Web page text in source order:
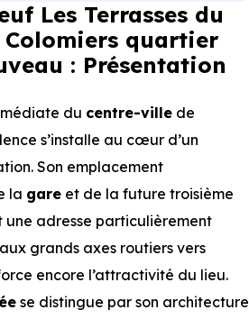
Les Terrasses du
Colomiers quartier
: Présentation
du centre-ville de
s’installe au cœur d’un
Son emplacement
la gare et de la future troisième
une adresse particulièrement
grands axes routiers vers
encore l’attractivité du lieu.
se distingue par son architecture